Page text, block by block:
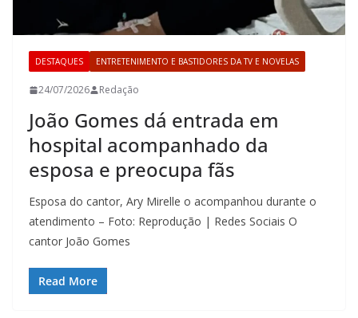
DESTAQUES ENTRETENIMENTO E BASTIDORES DA TV E NOVELAS
24/07/2026 Redação
João Gomes dá entrada em
hospital acompanhado da
esposa e preocupa fãs
Esposa do cantor, Ary Mirelle o acompanhou durante o
atendimento – Foto: Reprodução | Redes Sociais O
cantor João Gomes
Read More